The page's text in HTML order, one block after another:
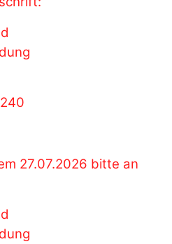
27.07.2026 bitte an